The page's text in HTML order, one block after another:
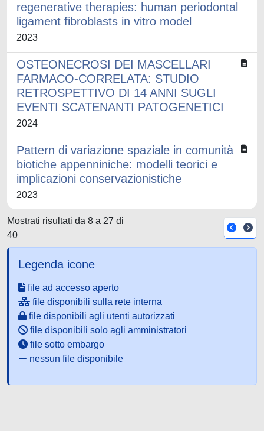
regenerative therapies: human periodontal
ligament fibroblasts in vitro model
2023
OSTEONECROSI DEI MASCELLARI
FARMACO-CORRELATA: STUDIO
RETROSPETTIVO DI 14 ANNI SUGLI
EVENTI SCATENANTI PATOGENETICI
2024
Pattern di variazione spaziale in comunità
biotiche appenniniche: modelli teorici e
implicazioni conservazionistiche
2023
Mostrati risultati da 8 a 27 di
40
Legenda icone
file ad accesso aperto
file disponibili sulla rete interna
file disponibili agli utenti autorizzati
file disponibili solo agli amministratori
file sotto embargo
nessun file disponibile